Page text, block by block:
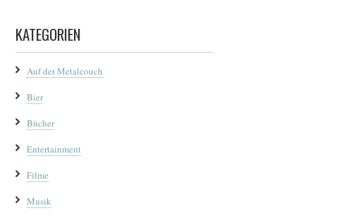
KATEGORIEN
Auf der Metalcouch
Bier
Bücher
Entertainment
Filme
Musik